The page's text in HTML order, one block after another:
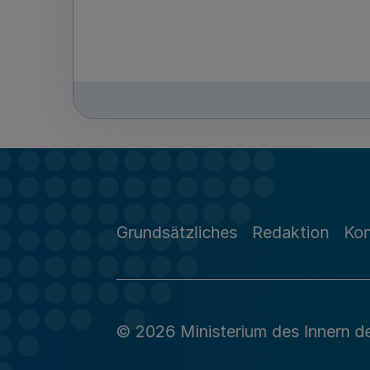
Grundsätzliches Redaktion
© 2026 Ministerium des Innern